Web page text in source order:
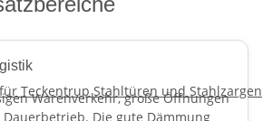
Warenverkehr, große Öffnungen
Die gute Dämmung
Teckentrup Stahltüren und Stahlzargen